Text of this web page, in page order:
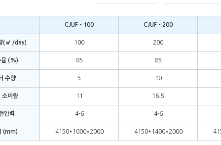
CJUF - 100 CJUF - 200
(㎥ /day) 100 200
율 (%) 85 85
수량 5 10
소비량 11 16.5
압력 4-6 4-6
(mm) 4150*1000*2000 4150*1400*2000